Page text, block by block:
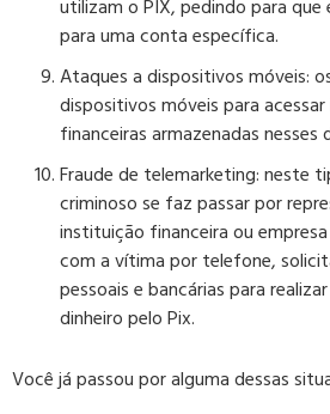
utilizam o PIX, pedindo para
para uma conta específica.
Ataques a dispositivos móveis:
dispositivos móveis para
financeiras armazenadas nesses
Fraude de telemarketing:neste
criminoso se faz passar por
instituição financeira ou
com a vítima por telefone,
pessoais e bancárias para
dinheiro pelo Pix.
Você já passou por alguma dessas